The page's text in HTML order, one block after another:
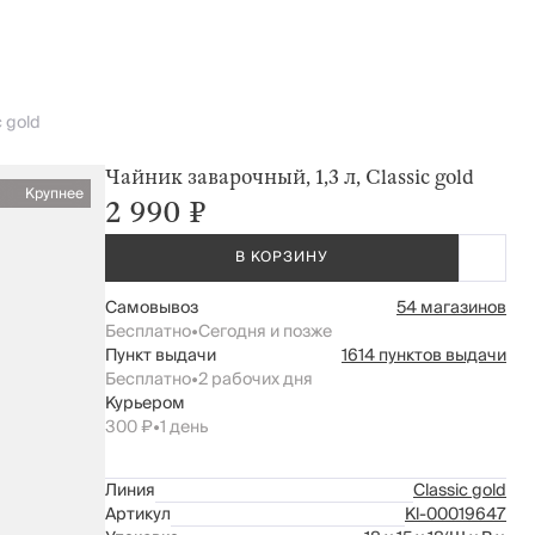
gold
Крупнее
Чайник заварочный, 1,3 л, Classic gold
2 990 ₽
В КОРЗИНУ
Самовывоз
54 магазинов
Бесплатно•Сегодня и позже
Пункт выдачи
1614 пунктов выдачи
Бесплатно•2 рабочих дня
Курьером
300 ₽•1 день
Линия
Classic gold
Артикул
Kl-00019647